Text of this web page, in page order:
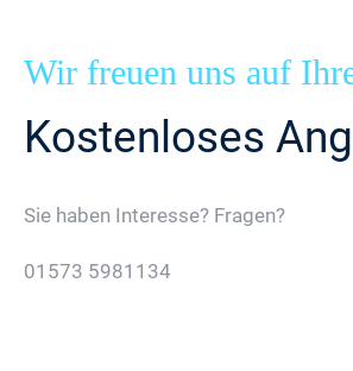
Wir freuen uns auf
Kostenloses
Sie haben Interesse? Fragen?
01573 5981134